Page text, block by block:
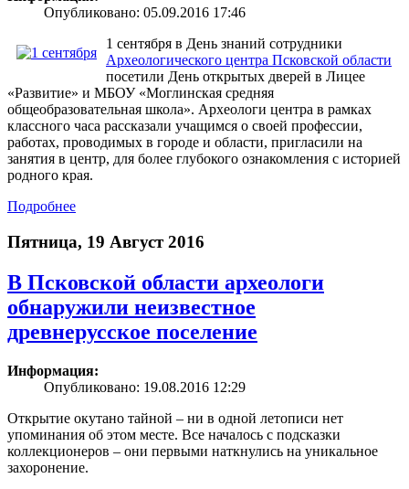
Опубликовано: 05.09.2016 17:46
1 сентября в День знаний сотрудники
Археологического центра Псковской области
посетили День открытых дверей в Лицее
«Развитие» и МБОУ «Моглинская средняя
общеобразовательная школа». Археологи центра в рамках
классного часа рассказали учащимся о своей профессии,
работах, проводимых в городе и области, пригласили на
занятия в центр, для более глубокого ознакомления с историей
родного края.
Подробнее
Пятница, 19 Август 2016
В Псковской области археологи
обнаружили неизвестное
древнерусское поселение
Информация:
Опубликовано: 19.08.2016 12:29
Открытие окутано тайной – ни в одной летописи нет
упоминания об этом месте. Все началось с подсказки
коллекционеров – они первыми наткнулись на уникальное
захоронение.